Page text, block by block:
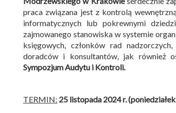
praca związana jest z kontrolą
informatycznych lub pokrewnymi
zajmowanego stanowiska w systemie
księgowych, członków rad
doradców i konsultantów, jak również
Sympozjum Audytu i Kontroli.
TERMIN: 25 listopada 2024 r.